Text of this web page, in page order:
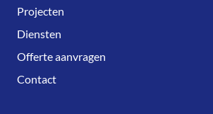
Projecten
Diensten
Offerte aanvragen
Contact